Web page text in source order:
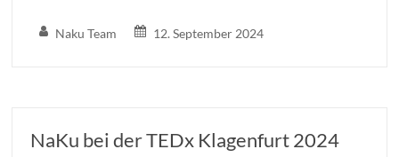
Naku Team 12. September 2024
NaKu bei der TEDx Klagenfurt 2024